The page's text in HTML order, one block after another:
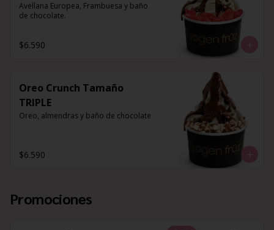
Avellana Europea, Frambuesa y baño
de chocolate.
$6.590
Oreo Crunch Tamaño
TRIPLE
Oreo, almendras y baño de chocolate
$6.590
Promociones